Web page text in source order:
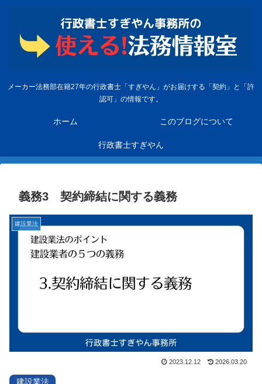
メーカー法務部在籍27年の行政書士「すぎやん」がお届けする「契約」と「許
認可」の情報です。
ホーム このブログについて
行政書士すぎやん
義務3 契約締結に関する義務
建設業法
2023.12.12 2026.03.20
建設業法